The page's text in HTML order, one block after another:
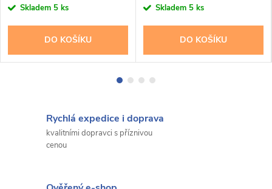
cena:Skladem 5 ks
DO KOŠÍKU
cena:Skladem 5 ks
DO KOŠÍKU
Rychlá expedice i doprava
kvalitními dopravci s příznivou
cenou